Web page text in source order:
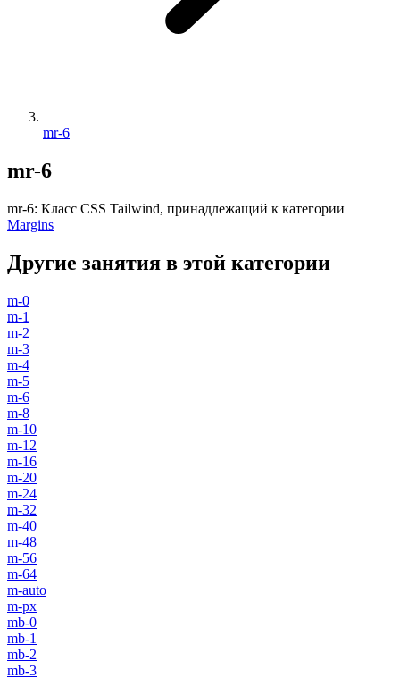
mr-6
mr-6
mr-6: Класс CSS Tailwind, принадлежащий к категории
Margins
Другие занятия в этой категории
m-0
m-1
m-2
m-3
m-4
m-5
m-6
m-8
m-10
m-12
m-16
m-20
m-24
m-32
m-40
m-48
m-56
m-64
m-auto
m-px
mb-0
mb-1
mb-2
mb-3